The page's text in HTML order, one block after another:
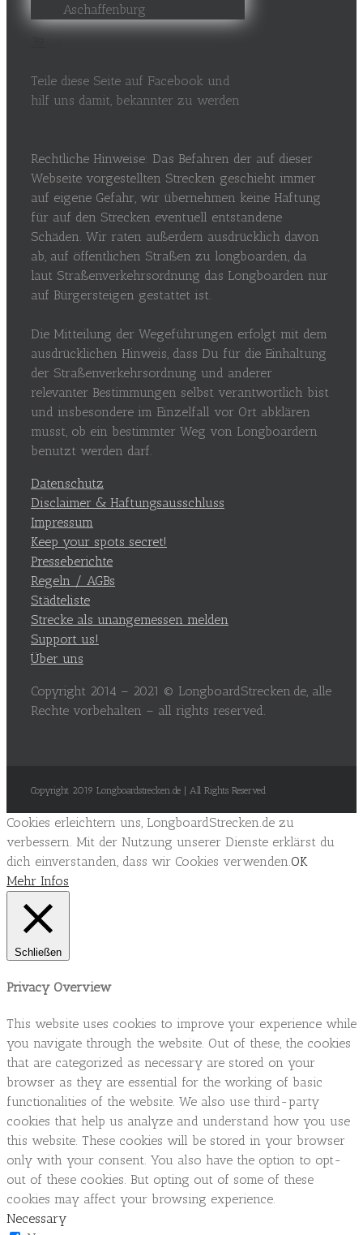
Aschaffenburg
Teile diese Seite auf Facebook und
hilf uns damit, bekannter zu werden
Rechtliche Hinweise: Das Befahren der auf dieser
Webseite vorgestellten Strecken geschieht immer
auf eigene Gefahr, wir übernehmen keine Haftung
für auf den Strecken eventuell entstandene
Schäden. Wir raten außerdem ausdrücklich davon
ab, auf öffentlichen Straßen zu longboarden, da
laut Straßenverkehrsordnung das Longboarden nur
auf Bürgersteigen gestattet ist.
Die Mitteilung der Wegeführungen erfolgt mit dem
ausdrücklichen Hinweis, dass Du für die Einhaltung
der Straßenverkehrsordnung und anderer
relevanter Bestimmungen selbst verantwortlich bist
und insbesondere im Einzelfall vor Ort abklären
musst, ob ein bestimmter Weg von Longboardern
benutzt werden darf.
Datenschutz
Disclaimer & Haftungsausschluss
Impressum
Keep your spots secret!
Presseberichte
Regeln / AGBs
Städteliste
Strecke als unangemessen melden
Support us!
Über uns
Copyright 2014 – 2021 © LongboardStrecken.de, alle
Rechte vorbehalten – all rights reserved.
Copyright 2019 Longboardstrecken.de | All Rights Reserved
Cookies erleichtern uns, LongboardStrecken.de zu
verbessern. Mit der Nutzung unserer Dienste erklärst du
dich einverstanden, dass wir Cookies verwenden. OK
Mehr Infos
Schließen
Privacy Overview
This website uses cookies to improve your experience while
you navigate through the website. Out of these, the cookies
that are categorized as necessary are stored on your
browser as they are essential for the working of basic
functionalities of the website. We also use third-party
cookies that help us analyze and understand how you use
this website. These cookies will be stored in your browser
only with your consent. You also have the option to opt-
out of these cookies. But opting out of some of these
cookies may affect your browsing experience.
Necessary